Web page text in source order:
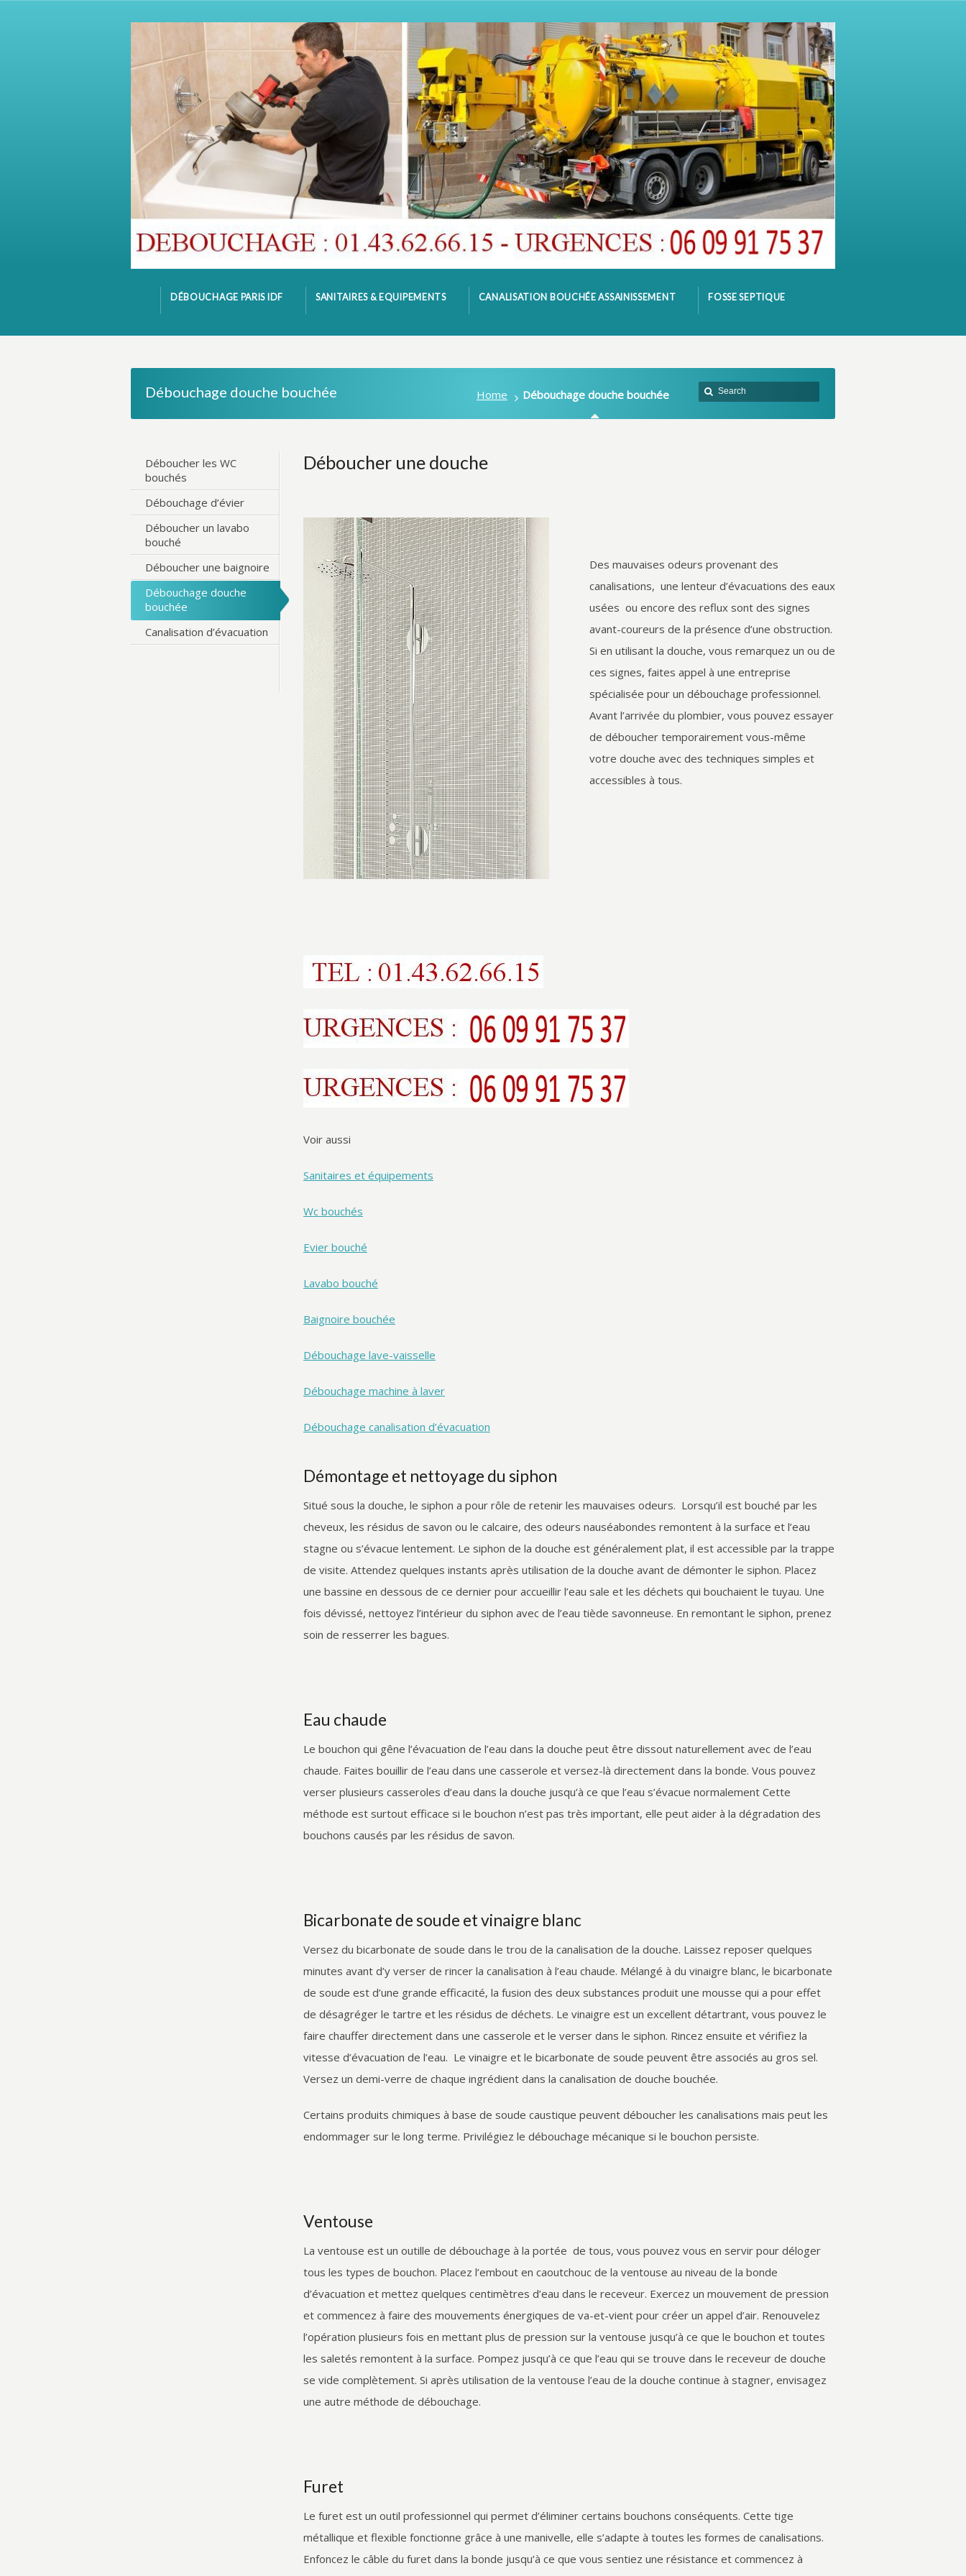
DÉBOUCHAGE PARIS IDF SANITAIRES & EQUIPEMENTS CANALISATION BOUCHÉE ASSAINISSEMENT FOSSE SEPTIQUE
Débouchage douche bouchée Home Débouchage douche bouchée
Déboucher les WC
bouchés
Débouchage d’évier
Déboucher un lavabo
bouché
Déboucher une baignoire
Débouchage douche
bouchée
Canalisation d’évacuation
Déboucher une douche
Des mauvaises odeurs provenant des
canalisations, une lenteur d’évacuations des eaux
usées ou encore des reflux sont des signes
avant-coureurs de la présence d’une obstruction.
Si en utilisant la douche, vous remarquez un ou de
ces signes, faites appel à une entreprise
spécialisée pour un débouchage professionnel.
Avant l’arrivée du plombier, vous pouvez essayer
de déboucher temporairement vous-même
votre douche avec des techniques simples et
accessibles à tous.
Voir aussi
Sanitaires et équipements
Wc bouchés
Evier bouché
Lavabo bouché
Baignoire bouchée
Débouchage lave-vaisselle
Débouchage machine à laver
Débouchage canalisation d’évacuation
Démontage et nettoyage du siphon
Situé sous la douche, le siphon a pour rôle de retenir les mauvaises odeurs. Lorsqu’il est bouché par les
cheveux, les résidus de savon ou le calcaire, des odeurs nauséabondes remontent à la surface et l’eau
stagne ou s’évacue lentement. Le siphon de la douche est généralement plat, il est accessible par la trappe
de visite. Attendez quelques instants après utilisation de la douche avant de démonter le siphon. Placez
une bassine en dessous de ce dernier pour accueillir l’eau sale et les déchets qui bouchaient le tuyau. Une
fois dévissé, nettoyez l’intérieur du siphon avec de l’eau tiède savonneuse. En remontant le siphon, prenez
soin de resserrer les bagues.
Eau chaude
Le bouchon qui gêne l’évacuation de l’eau dans la douche peut être dissout naturellement avec de l’eau
chaude. Faites bouillir de l’eau dans une casserole et versez-là directement dans la bonde. Vous pouvez
verser plusieurs casseroles d’eau dans la douche jusqu’à ce que l’eau s’évacue normalement Cette
méthode est surtout efficace si le bouchon n’est pas très important, elle peut aider à la dégradation des
bouchons causés par les résidus de savon.
Bicarbonate de soude et vinaigre blanc
Versez du bicarbonate de soude dans le trou de la canalisation de la douche. Laissez reposer quelques
minutes avant d’y verser de rincer la canalisation à l’eau chaude. Mélangé à du vinaigre blanc, le bicarbonate
de soude est d’une grande efficacité, la fusion des deux substances produit une mousse qui a pour effet
de désagréger le tartre et les résidus de déchets. Le vinaigre est un excellent détartrant, vous pouvez le
faire chauffer directement dans une casserole et le verser dans le siphon. Rincez ensuite et vérifiez la
vitesse d’évacuation de l’eau. Le vinaigre et le bicarbonate de soude peuvent être associés au gros sel.
Versez un demi-verre de chaque ingrédient dans la canalisation de douche bouchée.
Certains produits chimiques à base de soude caustique peuvent déboucher les canalisations mais peut les
endommager sur le long terme. Privilégiez le débouchage mécanique si le bouchon persiste.
Ventouse
La ventouse est un outille de débouchage à la portée de tous, vous pouvez vous en servir pour déloger
tous les types de bouchon. Placez l’embout en caoutchouc de la ventouse au niveau de la bonde
d’évacuation et mettez quelques centimètres d’eau dans le receveur. Exercez un mouvement de pression
et commencez à faire des mouvements énergiques de va-et-vient pour créer un appel d’air. Renouvelez
l’opération plusieurs fois en mettant plus de pression sur la ventouse jusqu’à ce que le bouchon et toutes
les saletés remontent à la surface. Pompez jusqu’à ce que l’eau qui se trouve dans le receveur de douche
se vide complètement. Si après utilisation de la ventouse l’eau de la douche continue à stagner, envisagez
une autre méthode de débouchage.
Furet
Le furet est un outil professionnel qui permet d’éliminer certains bouchons conséquents. Cette tige
métallique et flexible fonctionne grâce à une manivelle, elle s’adapte à toutes les formes de canalisations.
Enfoncez le câble du furet dans la bonde jusqu’à ce que vous sentiez une résistance et commencez à